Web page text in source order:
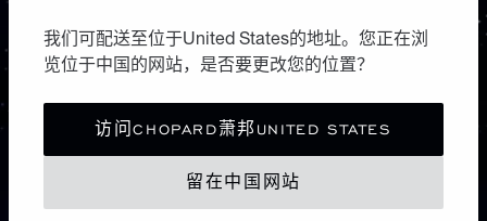
我们可配送至位于United States的地址。您正在浏
览位于中国的网站，是否要更改您的位置？
访问CHOPARD萧邦UNITED STATES
留在中国网站